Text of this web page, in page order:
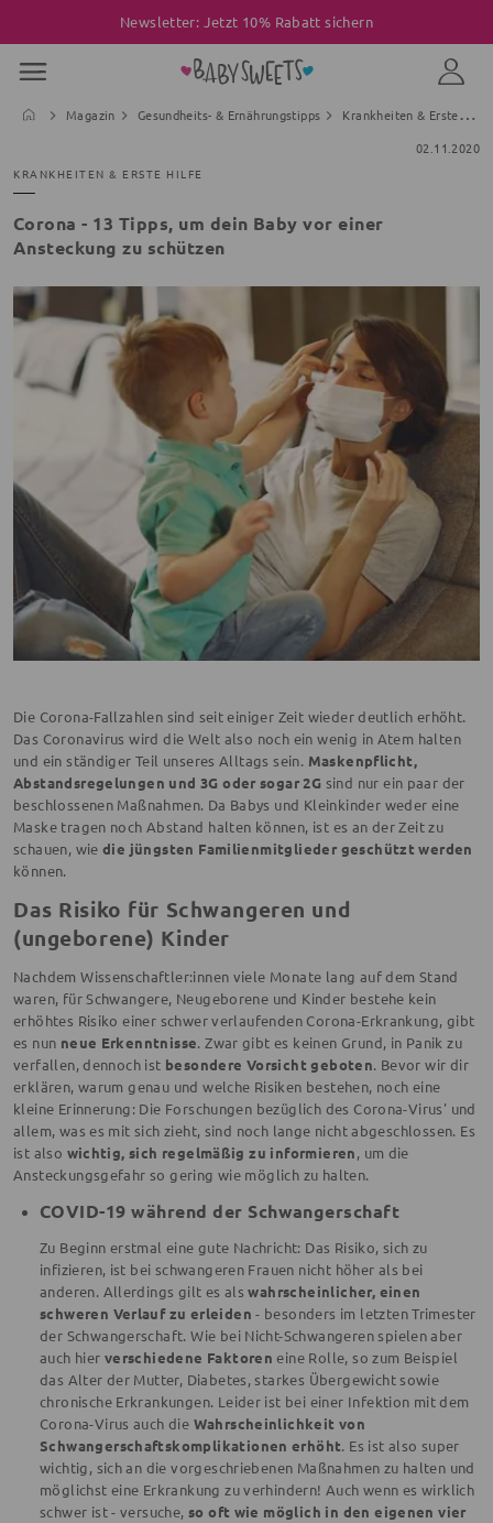
Newsletter: Jetzt 10% Rabatt sichern
Magazin Gesundheits- & Ernährungstipps
Krankheiten & Erste Hilfe
02.11.2020
KRANKHEITEN & ERSTE HILFE
Corona - 13 Tipps, um dein Baby vor einer
Ansteckung zu schützen
Die Corona-Fallzahlen sind seit einiger Zeit wieder deutlich erhöht.
Das Coronavirus wird die Welt also noch ein wenig in Atem halten
und ein ständiger Teil unseres Alltags sein. Maskenpflicht,
Abstandsregelungen und 3G oder sogar 2G sind nur ein paar der
beschlossenen Maßnahmen. Da Babys und Kleinkinder weder eine
Maske tragen noch Abstand halten können, ist es an der Zeit zu
schauen, wiedie jüngsten Familienmitglieder geschützt werden
können.
Das Risiko für Schwangeren und
(ungeborene) Kinder
Nachdem Wissenschaftler:innen viele Monate lang auf dem Stand
waren, für Schwangere, Neugeborene und Kinder bestehe kein
erhöhtes Risiko einer schwer verlaufenden Corona-Erkrankung, gibt
es nun neue Erkenntnisse. Zwar gibt es keinen Grund, in Panik zu
verfallen, dennoch ist besondere Vorsicht geboten. Bevor wir dir
erklären, warum genau und welche Risiken bestehen, noch eine
kleine Erinnerung: Die Forschungen bezüglich des Corona-Virus' und
allem, was es mit sich zieht, sind noch lange nicht abgeschlossen. Es
ist also wichtig, sich regelmäßig zu informieren, um die
Ansteckungsgefahr so gering wie möglich zu halten.
COVID-19 während der Schwangerschaft
Zu Beginn erstmal eine gute Nachricht: Das Risiko, sich zu
infizieren, ist bei schwangeren Frauen nicht höher als bei
anderen. Allerdings gilt es alswahrscheinlicher, einen
schweren Verlauf zu erleiden - besonders im letzten Trimester
der Schwangerschaft. Wie bei Nicht-Schwangeren spielen aber
auch hier verschiedene Faktoren eine Rolle, so zum Beispiel
das Alter der Mutter, Diabetes, starkes Übergewicht sowie
chronische Erkrankungen. Leider ist bei einer Infektion mit dem
Corona-Virus auch die Wahrscheinlichkeit von
Schwangerschaftskomplikationen erhöht. Es ist also super
wichtig, sich an die vorgeschriebenen Maßnahmen zu halten und
möglichst eine Erkrankung zu verhindern! Auch wenn es wirklich
schwer ist - versuche, so oft wie möglich in den eigenen vier